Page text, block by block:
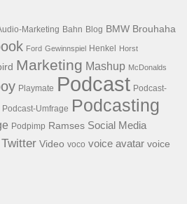
Marketing Bahn Blog BMW Brouhaha
Ford Gewinnspiel Henkel Horst
Marketing Mashup McDonalds
Playmate Podcast Podcast-
Podcast-Umfrage Podcasting
Podpimp Ramses Social Media
Twitter Video voco voice avatar voice